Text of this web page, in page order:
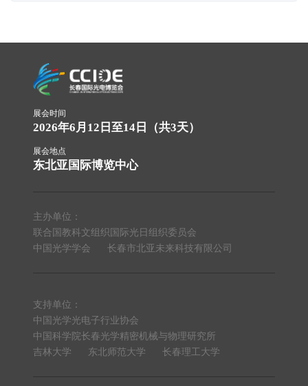
展会时间
2026年6月12日至14日（共3天）
展会地点
东北亚国际博览中心
主办单位：
联合国教科文组织国际光日组织委员会
中国光学学会
长春市北亚未来科技有限公司
支持单位：
中国光学光电子行业协会
中国科学院长春光学精密机械与物理研究所
吉林大学
东北师范大学 长春理工大学